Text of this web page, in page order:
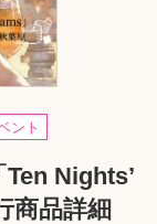
ント
Nights’
商品詳細